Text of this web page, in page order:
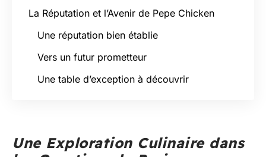
La Réputation et l’Avenir de Pepe Chicken
Une réputation bien établie
Vers un futur prometteur
Une table d’exception à découvrir
Une Exploration Culinaire dans